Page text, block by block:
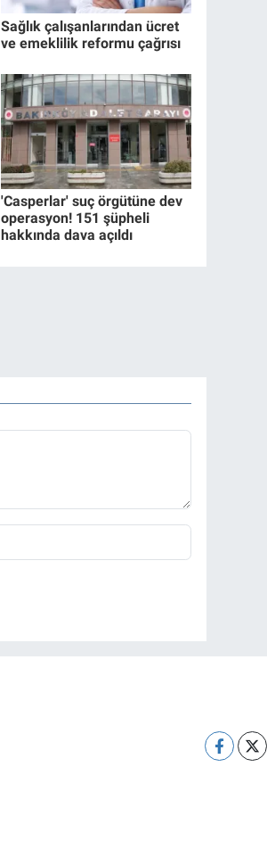
Sağlık çalışanlarından ücret
ve emeklilik reformu çağrısı
'Casperlar' suç örgütüne dev
operasyon! 151 şüpheli
hakkında dava açıldı